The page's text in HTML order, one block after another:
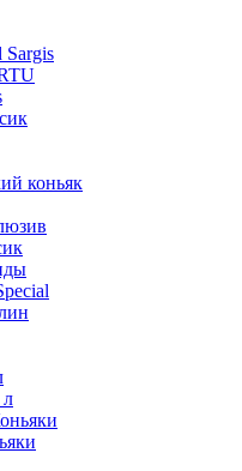
Sargis
коньяк